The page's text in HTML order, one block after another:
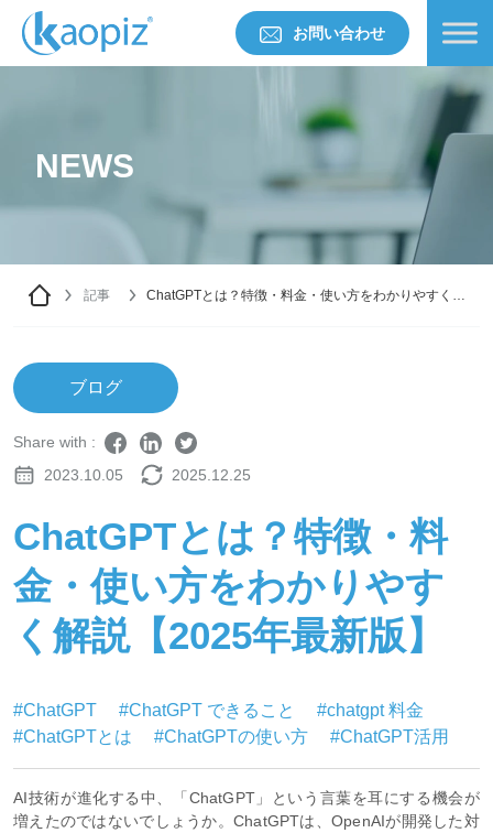
お問い合わせ
NEWS
記事
ChatGPTとは？特徴・料金・使い方をわかりやすく解
ブログ
Share with :
2023.10.05
2025.12.25
ChatGPTとは？特徴・料
金・使い方をわかりやす
く解説【2025年最新版】
#ChatGPT #ChatGPT できること
#chatgpt 料金
#ChatGPTとは
#ChatGPTの使い方 #ChatGPT活用
AI技術が進化する中、「ChatGPT」という言葉を耳にする機会が
増えたのではないでしょうか。ChatGPTは、OpenAIが開発した対